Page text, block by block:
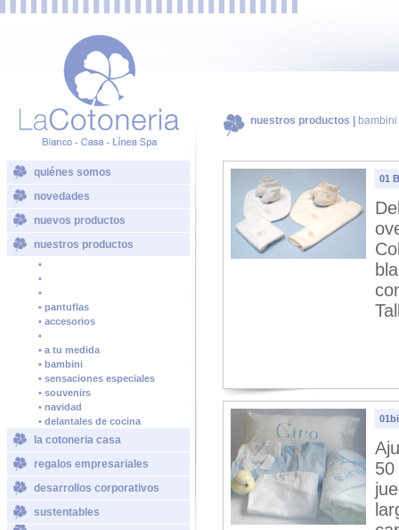
quiénes somos
novedades
nuevos productos
nuestros productos
•
•
•
• pantuflas
• accesorios
•
• a tu medida
• bambini
• sensaciones especiales
• souvenirs
• navidad
• delantales de cocina
la cotoneria casa
regalos empresariales
desarrollos corporativos
sustentables
nuestros productos | bambini
01